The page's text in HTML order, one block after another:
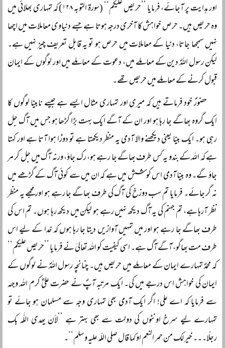
اور ہدایت پر آجائے، فرمایا ’’حریص علیکم‘‘ (سورۃ التوبہ ۱۲۸) کہ تمہاری بھلائی میں
وہ حریص ہیں۔ حرص خواہش کا آخری درجہ ہوتا ہے جسے دنیاوی معاملات میں اچھا
نہیں سمجھا جاتا، دنیا کے معاملات میں حرص ہو تو یہ قابل تعریف چیز نہیں ہے۔
لیکن رسول اللہؐ دین کے معاملے میں، دعوت کے معاملے میں اور لوگوں کے ایمان
قبول کرنے کے معاملے میں حریص تھے۔
حضورؐ خود فرماتے ہیں کہ میری اور تمہاری مثال ایسے ہے جیسے نابینا لوگوں کا
ایک گروہ بھاگے جا رہا ہو اور ان کے آگے ایک بہت بڑا گڑھا ہو جس میں آگ جل
رہی ہو۔ ایک بینا یعنی دیکھنے والا آدمی یہ منظر دیکھتا ہے تو دوڑا ہوا آتا ہے اور کہتا
ہے کہ اللہ کے بندو یہ کس طرف بھاگے جا رہے ہو، رک جاؤ، ورنہ آگ میں جل کر مر
جاؤ گے۔ وہ بینا آدمی اس کوشش میں ہے کہ ان میں سے کوئی آگ کے گڑھے میں
نہ گر جائے۔ فرمایا تم سب دوزخ کی آگ کی طرف بھاگے جا رہے ہو اور مجھے یہ منظر
نظر آرہا ہے، تم جہنم کی یہ آگ دیکھ نہیں رہے ہو لیکن میں دیکھ رہا ہوں۔ تم اس کی
طرف بھاگے جا رہے ہو اور میں تمہیں آوازیں دیتا جا رہا ہوں کہ خدا کے لیے اس
طرف مت بھاگو، آگے آگ ہے۔ اسی کیفیت کو اللہ تعالیٰ نے فرمایا ’’حریص علیکم‘‘
کہ محمدؐ تمہارے ایمان کے معاملے میں حریص ہیں۔ چنانچہ رسول اللہؐ نے لوگوں کے
ایمان کی خواہش اس درجے میں کی۔ ایک مرتبہ آپؐ نے حضرت علیؓ کرم اللہ وجہہ
سے فرمایا کہ اے علی! اگر ایک آدمی بھی تمہاری وجہ سے مسلمان ہو جائے تو
تمہارے لیے سرخ اونٹوں کی دولت سے بھی بہتر ہے ’’لأن یھدی اللّٰہ بک
رجلًا۔۔۔ خیر لک من حمر النعم او کما قال صلی اللّہ علیہ وسلم‘‘۔